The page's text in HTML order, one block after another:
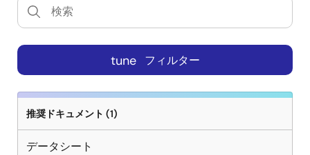
tune フィルター
推奨ドキュメント (1)
データシート